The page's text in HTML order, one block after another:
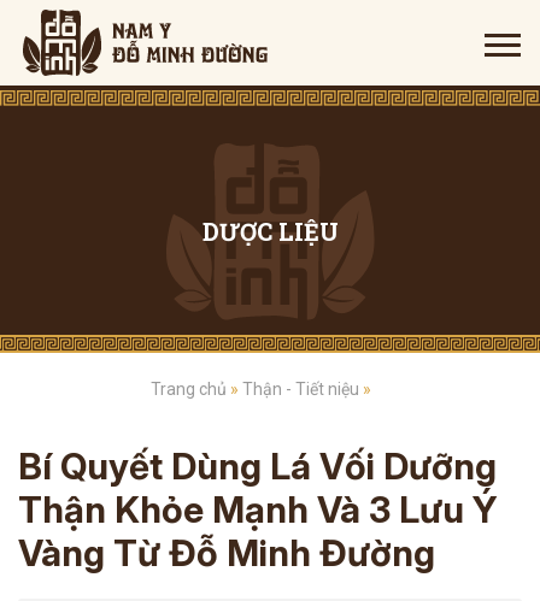
DƯỢC LIỆU
Trang chủ » Thận - Tiết niệu »
Bí Quyết Dùng Lá Vối Dưỡng
Thận Khỏe Mạnh Và 3 Lưu Ý
Vàng Từ Đỗ Minh Đường